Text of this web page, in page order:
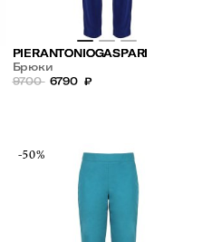
PIERANTONIOGASPARI
Брюки
9700 6790 ₽
-50%